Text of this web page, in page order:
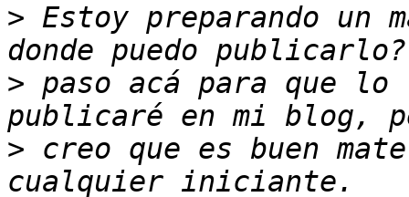
> Estoy preparando
> paso acá para que
> creo que es buen